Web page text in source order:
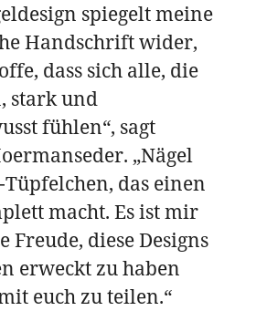
spiegelt meine
Handschrift wider,
dass sich alle, die
stark und
fühlen“, sagt
„Nägel
das einen
macht. Es ist mir
Freude, diese Designs
erweckt zu haben
euch zu teilen.“